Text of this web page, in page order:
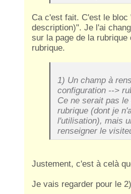
Ca c'est fait. C'est le
description)". Je l'ai
sur la page de la
rubrique.
1) Un champ à
configuration -->
Ce ne serait pas
rubrique (dont je
l'utilisation), mais
renseigner le
Justement, c'est à celà
Je vais regarder pour le